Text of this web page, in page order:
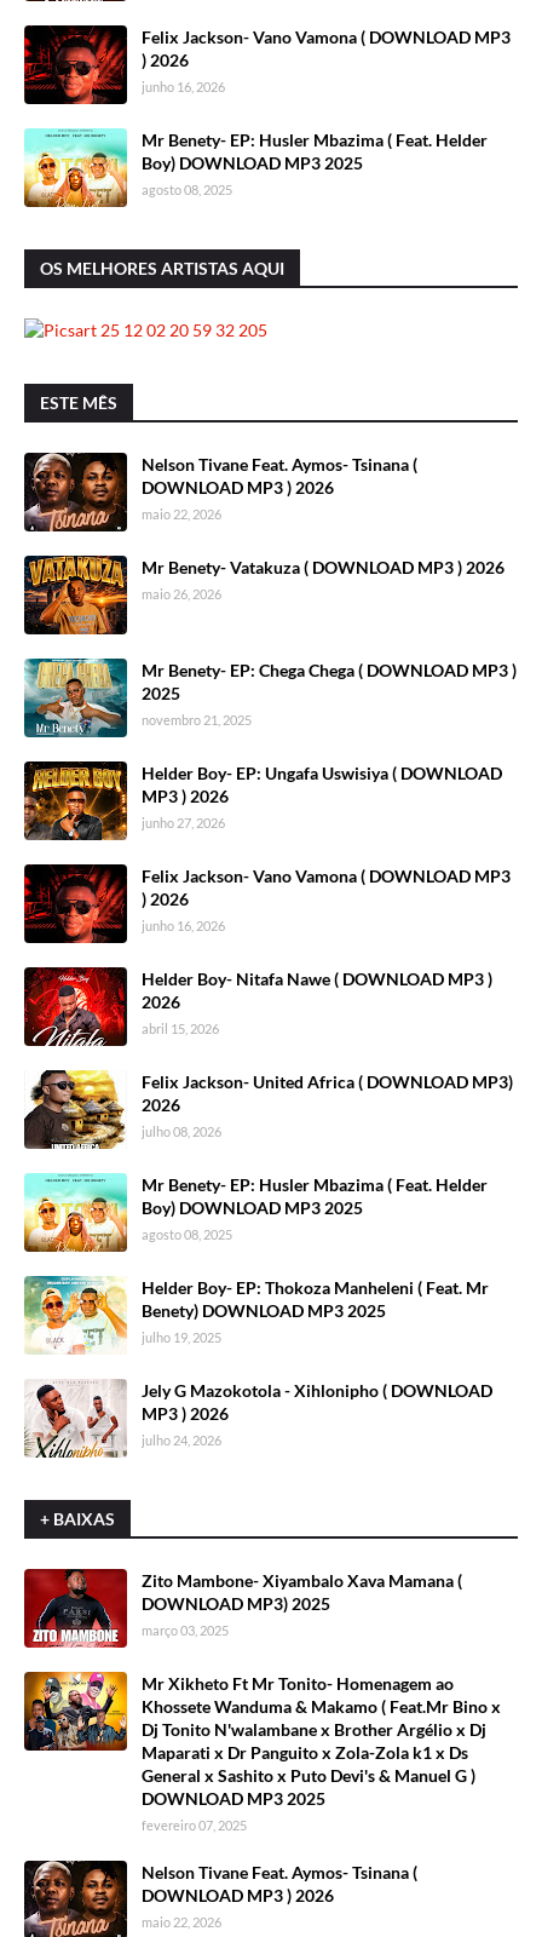
Felix Jackson- Vano Vamona ( DOWNLOAD MP3
) 2026
junho 16, 2026
Mr Benety- EP: Husler Mbazima ( Feat. Helder
Boy) DOWNLOAD MP3 2025
agosto 08, 2025
OS MELHORES ARTISTAS AQUI
ESTE MÊS
Nelson Tivane Feat. Aymos- Tsinana (
DOWNLOAD MP3 ) 2026
maio 22, 2026
Mr Benety- Vatakuza ( DOWNLOAD MP3 ) 2026
maio 26, 2026
Mr Benety- EP: Chega Chega ( DOWNLOAD MP3 )
2025
novembro 21, 2025
Helder Boy- EP: Ungafa Uswisiya ( DOWNLOAD
MP3 ) 2026
junho 27, 2026
Felix Jackson- Vano Vamona ( DOWNLOAD MP3
) 2026
junho 16, 2026
Helder Boy- Nitafa Nawe ( DOWNLOAD MP3 )
2026
abril 15, 2026
Felix Jackson- United Africa ( DOWNLOAD MP3)
2026
julho 08, 2026
Mr Benety- EP: Husler Mbazima ( Feat. Helder
Boy) DOWNLOAD MP3 2025
agosto 08, 2025
Helder Boy- EP: Thokoza Manheleni ( Feat. Mr
Benety) DOWNLOAD MP3 2025
julho 19, 2025
Jely G Mazokotola - Xihlonipho ( DOWNLOAD
MP3 ) 2026
julho 24, 2026
+ BAIXAS
Zito Mambone- Xiyambalo Xava Mamana (
DOWNLOAD MP3) 2025
março 03, 2025
Mr Xikheto Ft Mr Tonito- Homenagem ao
Khossete Wanduma & Makamo ( Feat.Mr Bino x
Dj Tonito N'walambane x Brother Argélio x Dj
Maparati x Dr Panguito x Zola-Zola k1 x Ds
General x Sashito x Puto Devi's & Manuel G )
DOWNLOAD MP3 2025
fevereiro 07, 2025
Nelson Tivane Feat. Aymos- Tsinana (
DOWNLOAD MP3 ) 2026
maio 22, 2026